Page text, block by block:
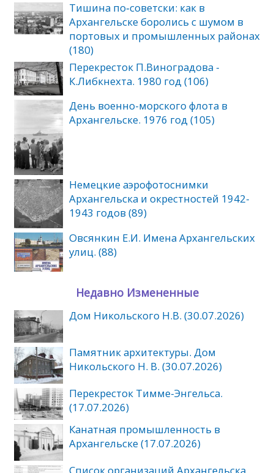
Тишина по‑советски: как в
Архангельске боролись с шумом в
портовых и промышленных районах
(180)
Перекресток П.Виноградова -
К.Либкнехта. 1980 год (106)
День военно-морского флота в
Архангельске. 1976 год (105)
Немецкие аэрофотоснимки
Архангельска и окрестностей 1942-
1943 годов (89)
Овсянкин Е.И. Имена Архангельских
улиц. (88)
Недавно Измененные
Дом Никольского Н.В. (30.07.2026)
Памятник архитектуры. Дом
Никольского Н. В. (30.07.2026)
Перекресток Тимме-Энгельса.
(17.07.2026)
Канатная промышленность в
Архангельске (17.07.2026)
Список организаций Архангельска